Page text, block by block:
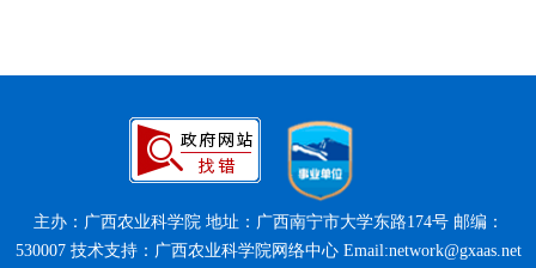
主办：广西农业科学院 地址：广西南宁市大学东路174号 邮编：
530007 技术支持：广西农业科学院网络中心 Email:network@gxaas.net